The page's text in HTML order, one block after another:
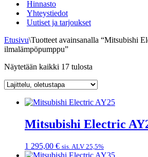
Hinnasto
Yhteystiedot
Uutiset ja tarjoukset
Etusivu\Tuotteet avainsanalla “Mitsubishi
ilmalämpöpumppu”
Näytetään kaikki 17 tulosta
Mitsubishi Electric
1 295,00 € sis. ALV 25,5%